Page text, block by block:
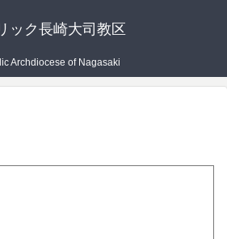
ック長崎大司教区
Archdiocese of Nagasaki